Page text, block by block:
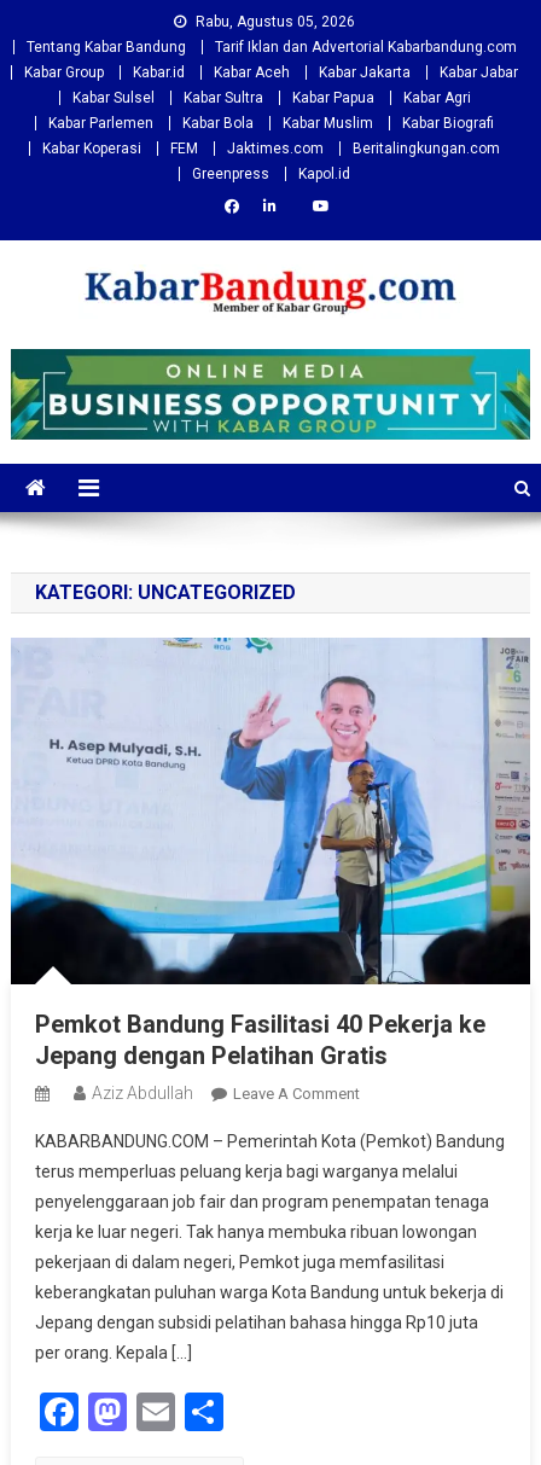
to
content
Rabu, Agustus 05, 2026
Tentang Kabar Bandung
Tarif Iklan dan Advertorial Kabarbandung.com
Kabar Group
Kabar.id Kabar Aceh Kabar Jakarta
Kabar Jabar
Kabar Sulsel
Kabar Sultra Kabar Papua
Kabar Agri
Kabar Parlemen
Kabar Bola Kabar Muslim
Kabar Biografi
Kabar Koperasi
FEM Jaktimes.com
Beritalingkungan.com
Greenpress
Kapol.id
Kabarbandung.com
KATEGORI: UNCATEGORIZED
Pemkot Bandung Fasilitasi 40 Pekerja ke
Jepang dengan Pelatihan Gratis
Aziz Abdullah Leave A CommentOn
Bandung
Fasilitasi
40
Pekerja
Ke
Jepang
Dengan
KABARBANDUNG.COM – Pemerintah Kota (Pemkot) Bandung
terus memperluas peluang kerja bagi warganya melalui
penyelenggaraan job fair dan program penempatan tenaga
kerja ke luar negeri. Tak hanya membuka ribuan lowongan
pekerjaan di dalam negeri, Pemkot juga memfasilitasi
keberangkatan puluhan warga Kota Bandung untuk bekerja di
Jepang dengan subsidi pelatihan bahasa hingga Rp10 juta
per orang. Kepala […]
Facebook
Mastodon
EmailShare